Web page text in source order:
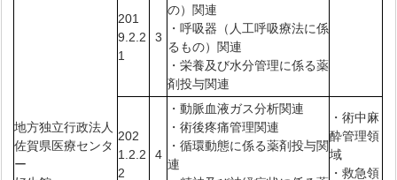
地方独立行政法人
佐賀県医療センタ
ー
201
9.2.2
1
3
の）関連
・呼吸器（人工呼吸療法に係
るもの）関連
・栄養及び水分管理に係る薬
剤投与関連
202
1.2.2
2
4
・動脈血液ガス分析関連
・術後疼痛管理関連
・循環動態に係る薬剤投与関
連
・術中麻
酔管理領
域
・救急領